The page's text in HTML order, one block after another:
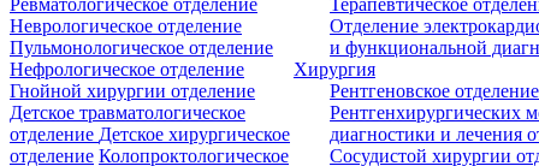
Ревматологическое отделение
Неврологическое отделение
Пульмонологическое отделение
Нефрологическое отделение
Терапевтическое
Отделение
и функциональной
Хирургия
Гнойной хирургии отделение
Детское травматологическое
отделение Детское хирургическое
отделение Колопроктологическое
Рентгеновское отделение
Рентгенхирургических
диагностики и лечения
Сосудистой хирургии